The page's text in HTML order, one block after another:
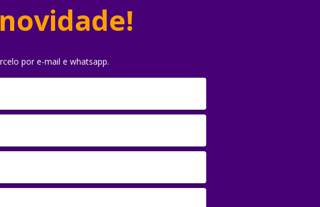
por e-mail e whatsapp.